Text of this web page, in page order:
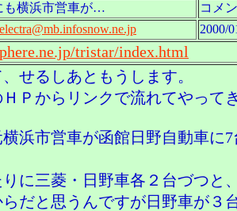
も横浜市営車が…
コメ
electra@mb.infosnow.ne.jp 2000/
tristar/index.html
せるしあともうします。
Ｐからリンクで流れてやって
浜市営車が函館日野自動車に7
に三菱・日野車各２台づつと
だと思うんですが日野車が３